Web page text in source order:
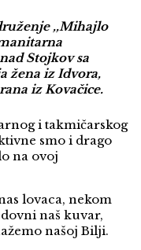
,,Mihajlo
Stojkov sa
žena iz Idvora,
iz Kovačice.
i takmičarskog
smo i drago
na ovoj
lovaca, nekom
naš kuvar,
našoj Bilji.